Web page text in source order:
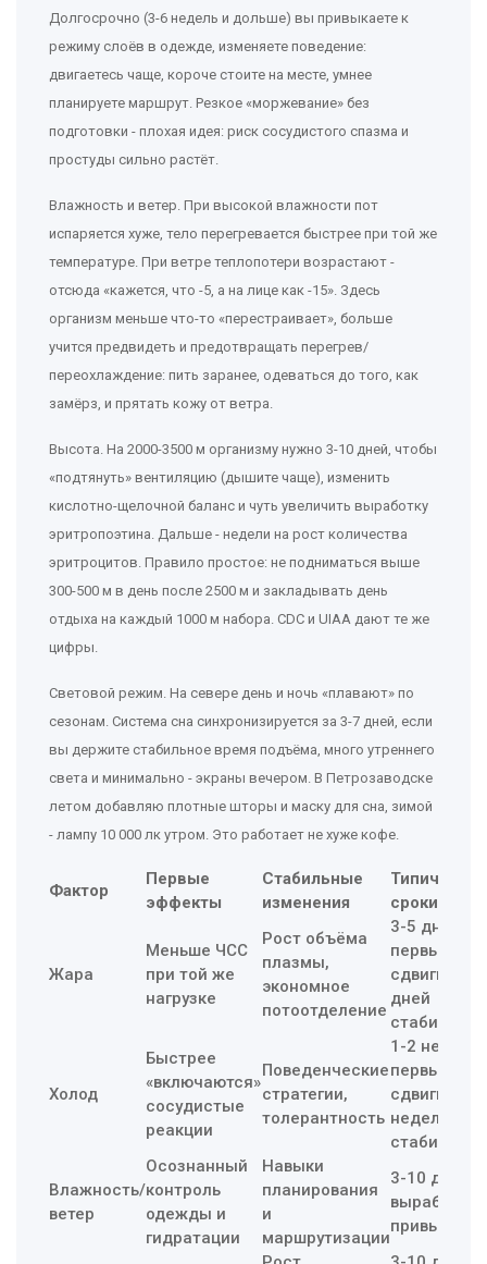
Долгосрочно (3-6 недель и дольше) вы привыкаете к
режиму слоёв в одежде, изменяете поведение:
двигаетесь чаще, короче стоите на месте, умнее
планируете маршрут. Резкое «моржевание» без
подготовки - плохая идея: риск сосудистого спазма и
простуды сильно растёт.
Влажность и ветер. При высокой влажности пот
испаряется хуже, тело перегревается быстрее при той же
температуре. При ветре теплопотери возрастают -
отсюда «кажется, что -5, а на лице как -15». Здесь
организм меньше что-то «перестраивает», больше
учится предвидеть и предотвращать перегрев/
переохлаждение: пить заранее, одеваться до того, как
замёрз, и прятать кожу от ветра.
Высота. На 2000-3500 м организму нужно 3-10 дней, чтобы
«подтянуть» вентиляцию (дышите чаще), изменить
кислотно-щелочной баланс и чуть увеличить выработку
эритропоэтина. Дальше - недели на рост количества
эритроцитов. Правило простое: не подниматься выше
300-500 м в день после 2500 м и закладывать день
отдыха на каждый 1000 м набора. CDC и UIAA дают те же
цифры.
Световой режим. На севере день и ночь «плавают» по
сезонам. Система сна синхронизируется за 3-7 дней, если
вы держите стабильное время подъёма, много утреннего
света и минимально - экраны вечером. В Петрозаводске
летом добавляю плотные шторы и маску для сна, зимой
- лампу 10 000 лк утром. Это работает не хуже кофе.
Фактор
Первые
эффекты
Стабильные
изменения
Типичные
сроки
Жара
Меньше ЧСС
при той же
нагрузке
Рост объёма
плазмы,
экономное
потоотделение
3-5 дней
первые
сдвиги, 7-
дней
Холод
Быстрее
«включаются»
сосудистые
реакции
Поведенческие
стратегии,
толерантность
1-2 недели
первые
сдвиги, 2-6
недель
Влажность/
ветер
Осознанный
контроль
одежды и
гидратации
Навыки
планирования
и
маршрутизации
3-10 дней
выработку
привычек